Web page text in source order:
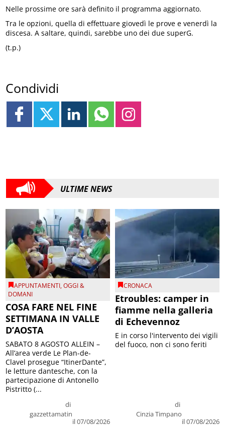
Nelle prossime ore sarà definito il programma aggiornato.
Tra le opzioni, quella di effettuare giovedì le prove e venerdì la
discesa. A saltare, quindi, sarebbe uno dei due superG.
(t.p.)
Condividi
ULTIME NEWS
APPUNTAMENTI,OGGI &
DOMANI
COSA FARE NEL FINE
SETTIMANA IN VALLE
D’AOSTA
di
gazzettamatin
il 07/08/2026
SABATO 8 AGOSTO ALLEIN –
All’area verde Le Plan-de-
Clavel prosegue “ItinerDante”,
le letture dantesche, con la
partecipazione di Antonello
Pistritto (...
CRONACA
Etroubles: camper in
fiamme nella galleria
di Echevennoz
di
Cinzia Timpano
il 07/08/2026
E in corso l'intervento dei vigili
del fuoco, non ci sono feriti